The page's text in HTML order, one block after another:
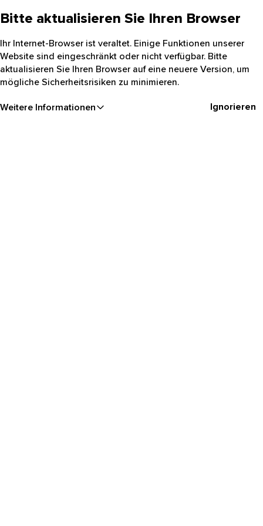
Bitte aktualisieren Sie Ihren Browser
Ihr Internet-Browser ist veraltet. Einige Funktionen unserer
Website sind eingeschränkt oder nicht verfügbar. Bitte
aktualisieren Sie Ihren Browser auf eine neuere Version, um
mögliche Sicherheitsrisiken zu minimieren.
Weitere Informationen Ignorieren